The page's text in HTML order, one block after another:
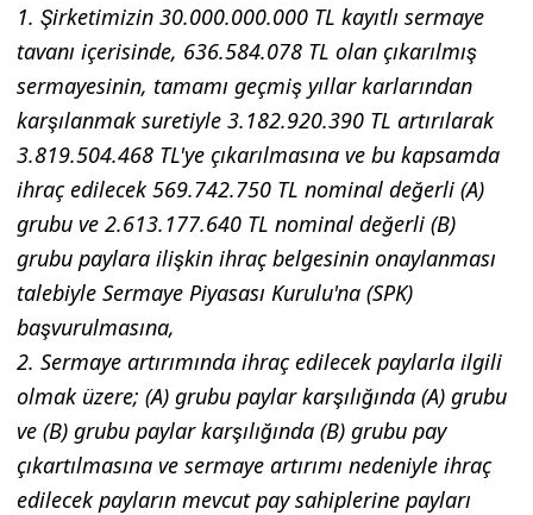
1. Şirketimizin 30.000.000.000 TL kayıtlı sermaye
tavanı içerisinde, 636.584.078 TL olan çıkarılmış
sermayesinin, tamamı geçmiş yıllar karlarından
karşılanmak suretiyle 3.182.920.390 TL artırılarak
3.819.504.468 TL'ye çıkarılmasına ve bu kapsamda
ihraç edilecek 569.742.750 TL nominal değerli (A)
grubu ve 2.613.177.640 TL nominal değerli (B)
grubu paylara ilişkin ihraç belgesinin onaylanması
talebiyle Sermaye Piyasası Kurulu'na (SPK)
başvurulmasına,
2. Sermaye artırımında ihraç edilecek paylarla ilgili
olmak üzere; (A) grubu paylar karşılığında (A) grubu
ve (B) grubu paylar karşılığında (B) grubu pay
çıkartılmasına ve sermaye artırımı nedeniyle ihraç
edilecek payların mevcut pay sahiplerine payları